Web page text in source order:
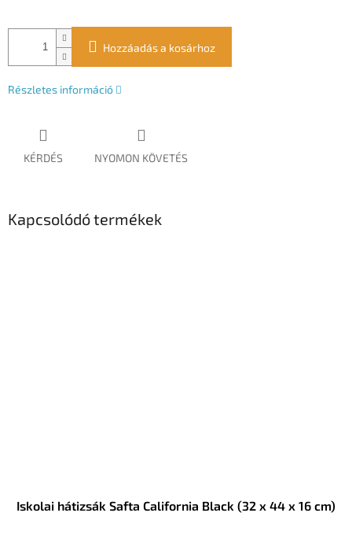
Hozzáadás a kosárhoz
Részletes információ
KÉRDÉS NYOMON KÖVETÉS
Kapcsolódó termékek
Iskolai hátizsák Safta California Black (32 x 44 x 16 cm)